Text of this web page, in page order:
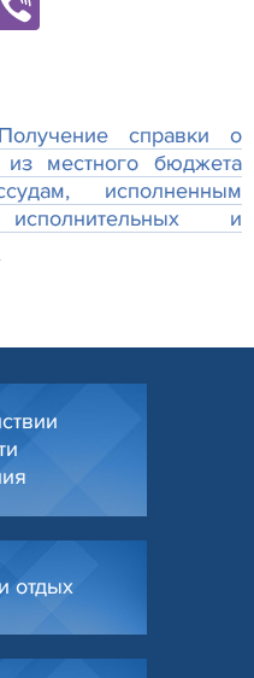
справки о
местного бюджета
исполненным
и
отдых